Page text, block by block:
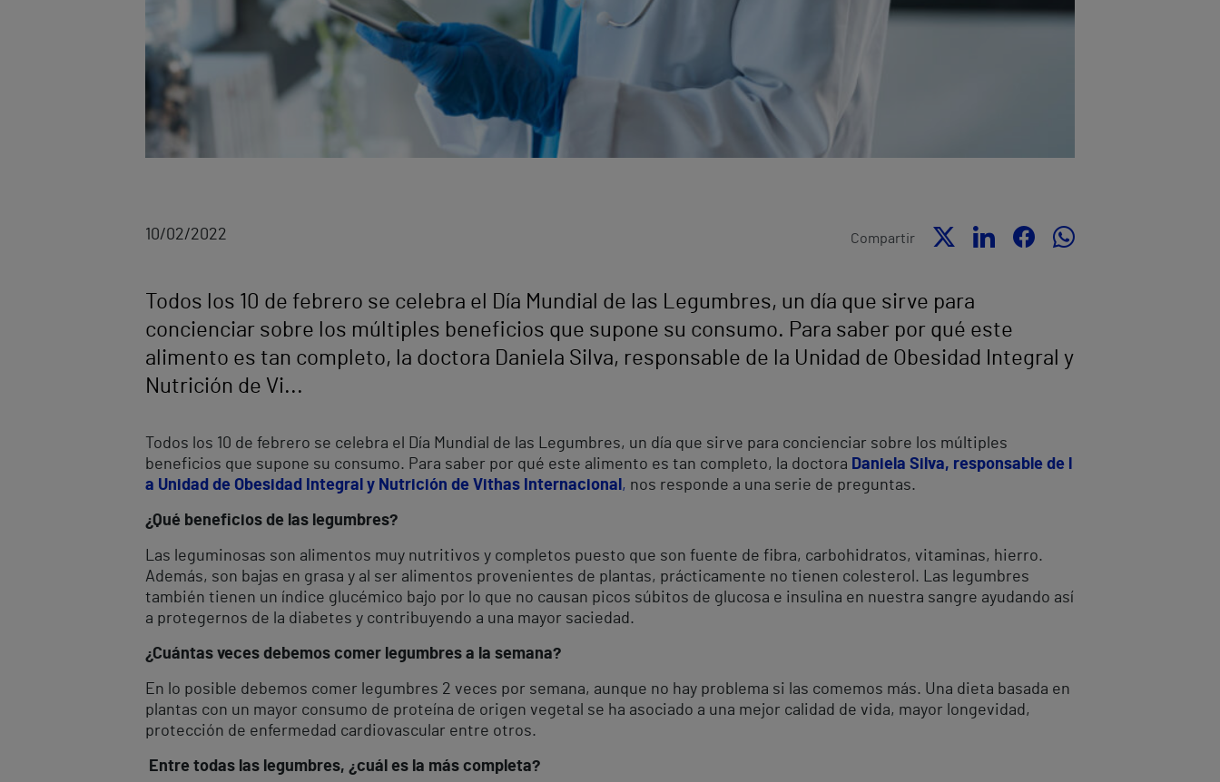
10/02/2022 Compartir
Todos los 10 de febrero se celebra el Día Mundial de las Legumbres, un día que sirve para
concienciar sobre los múltiples beneficios que supone su consumo. Para saber por qué este
alimento es tan completo, la doctora Daniela Silva, responsable de la Unidad de Obesidad Integral y
Nutrición de Vi...
Todos los 10 de febrero se celebra el Día Mundial de las Legumbres, un día que sirve para concienciar sobre los múltiples
beneficios que supone su consumo. Para saber por qué este alimento es tan completo, la doctora Daniela Silva, responsable de l
a Unidad de Obesidad Integral y Nutrición de Vithas Internacional , nos responde a una serie de preguntas.
¿Qué beneficios de las legumbres?
Las leguminosas son alimentos muy nutritivos y completos puesto que son fuente de fibra, carbohidratos, vitaminas, hierro.
Además, son bajas en grasa y al ser alimentos provenientes de plantas, prácticamente no tienen colesterol. Las legumbres
también tienen un índice glucémico bajo por lo que no causan picos súbitos de glucosa e insulina en nuestra sangre ayudando así
a protegernos de la diabetes y contribuyendo a una mayor saciedad.
¿Cuántas veces debemos comer legumbres a la semana?
En lo posible debemos comer legumbres 2 veces por semana, aunque no hay problema si las comemos más. Una dieta basada en
plantas con un mayor consumo de proteína de origen vegetal se ha asociado a una mejor calidad de vida, mayor longevidad,
protección de enfermedad cardiovascular entre otros.
Entre todas las legumbres, ¿cuál es la más completa?